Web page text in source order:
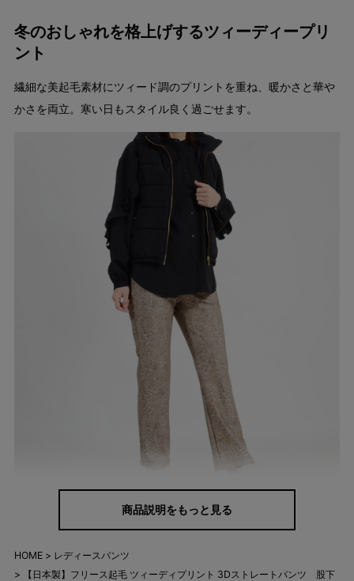
冬のおしゃれを格上げするツィーディープリ
ント
繊細な美起毛素材にツィード調のプリントを重ね、暖かさと華や
かさを両立。寒い日もスタイル良く過ごせます。
商品説明をもっと見る
HOME
レディースパンツ
【日本製】フリース起毛 ツィーディプリント 3Dストレートパンツ 股下